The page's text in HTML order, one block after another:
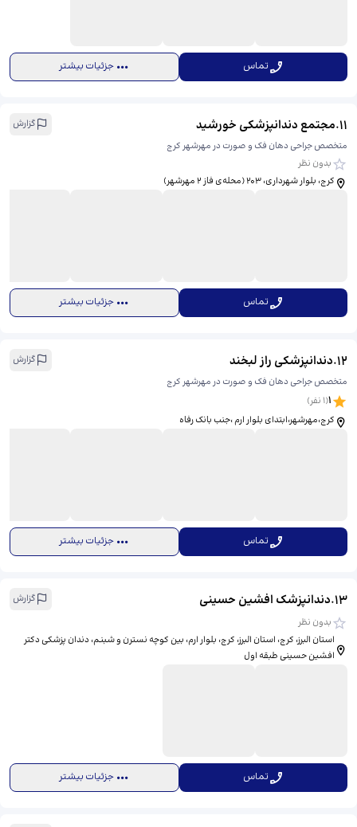
تماس جزئیات بیشتر
11
.مجتمع دندانپزشکی خورشید
گزارش
متخصص جراحی دهان فک و صورت در مهرشهر کرج
بدون نظر
کرج، بلوار شهرداری، 203 (محله‌ی فاز ۲ مهرشهر)
تماس جزئیات بیشتر
12
.دندانپزشکی راز لبخند
گزارش
متخصص جراحی دهان فک و صورت در مهرشهر کرج
1
(
1 نفر)
کرج،مهرشهر،ابتدای بلوار ارم ،جنب بانک رفاه
تماس جزئیات بیشتر
13
.دندانپزشک افشین حسینی
گزارش
بدون نظر
استان البرز، کرج، استان البرز، کرج، بلوار ارم، بین کوچه نسترن و شبنم، دندان پزشکی دکتر
افشین حسینی طبقه اول
تماس جزئیات بیشتر